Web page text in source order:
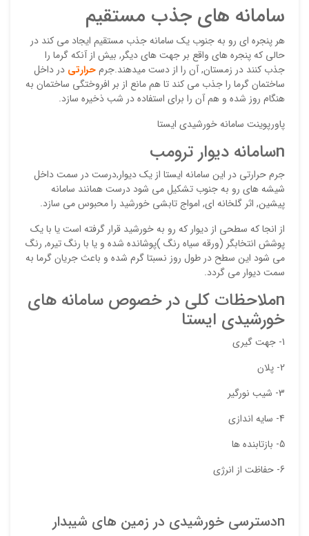
سامانه های جذب مستقیم
هر پنجره ای رو به جنوب یک سامانه جذب مستقیم ایجاد می کند در
حالی که پنجره های واقع بر جهت های دیگر, بیش از آنکه گرما را
جذب کنند در زمستان, آن را از دست میدهند.جرمحرارتی در داخل
ساختمان گرما را جذب می کند تا هم مانع از بر افروختگی ساختمان به
هنگام روز شده و هم آن را برای استفاده در شب ذخیره سازد.
پاورپوینت سامانه خورشیدی ایستا
nسامانه دیوار ترومب
جرم حرارتی در این سامانه ایستا از یک دیوار,درست در سمت داخل
شیشه های رو به جنوب تشکیل می شود درست همانند سامانه
پیشین, اثر گلخانه ای, امواج تابشی خورشید را محبوس می سازد.
از انجا که سطحی از دیوار که رو به خورشید قرار گرفته است یا با یک
پوشش انتخابگر (ورقه سیاه رنگ )پوشانده شده و یا با رنگ تیره, رنگ
می شود این سطح در طول روز نسبتا گرم شده و باعث جریان گرما به
سمت دیوار می گردد.
nملاحظات کلی در خصوص سامانه های
خورشیدی ایستا
1- جهت گیری
2- پلان
3- شیب نورگیر
4- سایه اندازی
5- بازتابنده ها
6- حفاظت از انرژی
nدسترسی خورشیدی در زمین های شیبدار